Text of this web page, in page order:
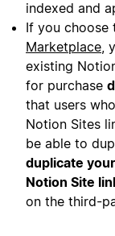
indexed and
If you choose
Marketplace,
existing
for purchase
that users
Notion Sites
be able to
duplicate
Notion Site
on the third-